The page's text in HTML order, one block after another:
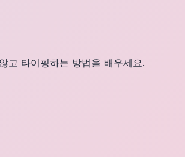
고 타이핑하는 방법을 배우세요.